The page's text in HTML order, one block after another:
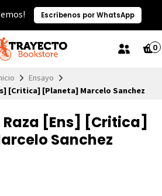
Escríbenos por WhatsApp
0
Ensayo
[Critica] [Planeta] Marcelo Sanchez
Raza [Ens] [Critica]
Sanchez